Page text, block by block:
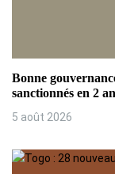
t
i
l
Bonne
sanctionnés en 2
5 août 2026